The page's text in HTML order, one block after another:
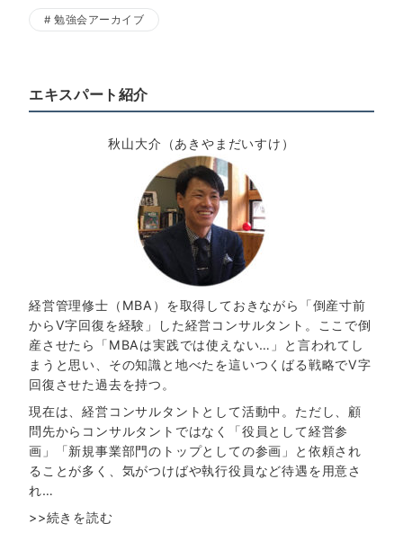
勉強会アーカイブ
エキスパート紹介
秋山大介（あきやまだいすけ）
経営管理修士（MBA）を取得しておきながら「倒産寸前
からV字回復を経験」した経営コンサルタント。ここで倒
産させたら「MBAは実践では使えない…」と言われてし
まうと思い、その知識と地べたを這いつくばる戦略でV字
回復させた過去を持つ。
現在は、経営コンサルタントとして活動中。ただし、顧
問先からコンサルタントではなく「役員として経営参
画」「新規事業部門のトップとしての参画」と依頼され
ることが多く、気がつけばや執行役員など待遇を用意さ
れ…
>>続きを読む